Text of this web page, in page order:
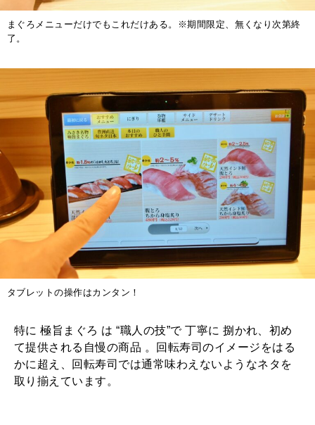
まぐろメニューだけでもこれだけある。※期間限定、無くなり次第終
了。
タブレットの操作はカンタン！
特に 極旨まぐろ は “職人の技”で 丁寧に 捌かれ、初め
て提供される自慢の商品 。回転寿司のイメージをはる
かに超え、回転寿司では通常味わえないようなネタを
取り揃えています。